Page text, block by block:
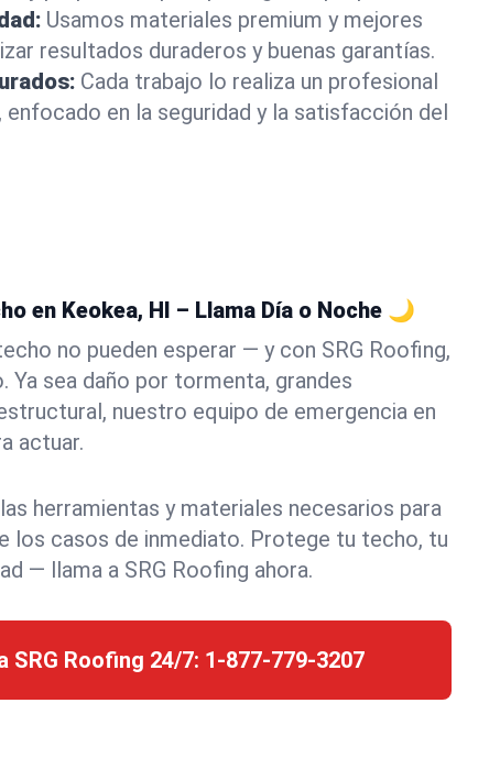
Usamos materiales premium y mejores
resultados duraderos y buenas garantías.
Cada trabajo lo realiza un profesional
enfocado en la seguridad y la satisfacción del
en Keokea, HI – Llama Día o Noche 🌙
no pueden esperar — y con SRG Roofing,
Ya sea daño por tormenta, grandes
nuestro equipo de emergencia en
actuar.
herramientas y materiales necesarios para
los casos de inmediato. Protege tu techo, tu
— llama a SRG Roofing ahora.
SRG Roofing 24/7: 1-877-779-3207